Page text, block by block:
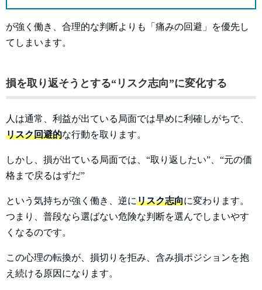
が強く働き、合理的な判断よりも「痛みの回避」を優先し
てしまいます。
損を取り返そうとする“リスク志向”に変化する
人は通常、利益が出ている局面では早めに利確しがちで、
リスク回避的な行動を取ります。
しかし、損が出ている局面では、“取り返したい”、“元の価
格まで戻るはずだ”
という気持ちが強く働き、逆にリスク志向に変わります。
つまり、普段なら選ばない危険な判断を選んでしまいやす
くなるのです。
この心理の転換が、損切りを拒み、含み損ポジションを抱
え続ける原因になります。